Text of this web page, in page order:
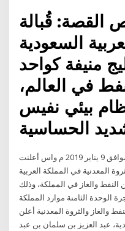
القصة: قُبالة
السعودية
منيفة كواحد
في العالم،
بيئي نفيس
الرياض 3 جمادى الأولى 1440 هـ الموافق 9 يناير 2019 م واس أعلنت
المعدنية في المملكة العربية
النفط والغاز في المملكة، وذلك
2‏‏/2‏‏/1441 بعد الهجرة الوحدة الثامنة موارد المملكة
والغاز والثروة المعدنية أعلن
عبد العزيز بن سلمان بن عبد